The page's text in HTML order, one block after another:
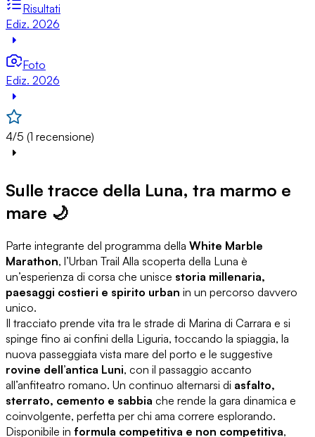
Risultati
Ediz. 2026
Foto
Ediz. 2026
4/5 (1 recensione)
Sulle tracce della Luna, tra marmo e
mare 🌙
Parte integrante del programma della White Marble
Marathon, l’Urban Trail Alla scoperta della Luna è
un’esperienza di corsa che unisce storia millenaria,
paesaggi costieri e spirito urban in un percorso davvero
unico.
Il tracciato prende vita tra le strade di Marina di Carrara e si
spinge fino ai confini della Liguria, toccando la spiaggia, la
nuova passeggiata vista mare del porto e le suggestive
rovine dell’antica Luni, con il passaggio accanto
all’anfiteatro romano. Un continuo alternarsi di asfalto,
sterrato, cemento e sabbia che rende la gara dinamica e
coinvolgente, perfetta per chi ama correre esplorando.
Disponibile in formula competitiva e non competitiva,